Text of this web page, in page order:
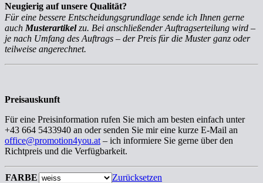
Neugierig auf unsere Qualität?
Für eine bessere Entscheidungsgrundlage sende ich Ihnen gerne
auch Musterartikelzu. Bei anschließender Auftragserteilung wird –
je nach Umfang des Auftrags – der Preis für die Muster ganz oder
teilweise angerechnet.
Preisauskunft
Für eine Preisinformation rufen Sie mich am besten einfach unter
+43 664 5433940 an oder senden Sie mir eine kurze E-Mail an
office@promotion4you.at – ich informiere Sie gerne über den
Richtpreis und die Verfügbarkeit.
FARBE Zurücksetzen